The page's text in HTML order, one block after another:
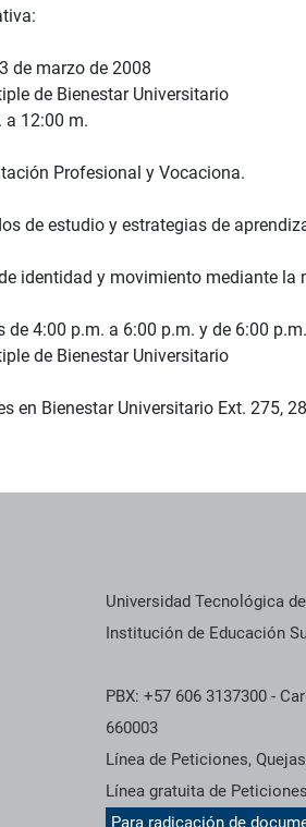
de marzo de 2008
de Bienestar Universitario
a 12:00 m.
Profesional y Vocaciona.
de estudio y estrategias de
identidad y movimiento mediante la
de 4:00 p.m. a 6:00 p.m. y de 6:00
de Bienestar Universitario
en Bienestar Universitario Ext. 275,
Universidad Tecnológica
Institución de Educación
PBX: +57 606 3137300 -
660003
Línea de Peticiones,
Línea gratuita de
Para radicación de